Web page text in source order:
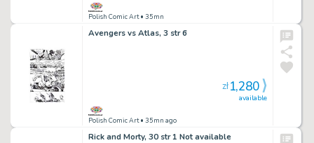
Polish Comic Art• 35mn
Avengers vs Atlas, 3 str 6
Polish Comic Art• 35mn ago
available
zł1,280
Rick and Morty, 30 str 1 Not available